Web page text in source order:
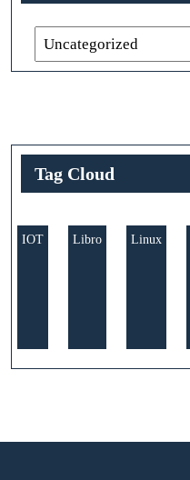
Tag Cloud
IOT Libro Linux